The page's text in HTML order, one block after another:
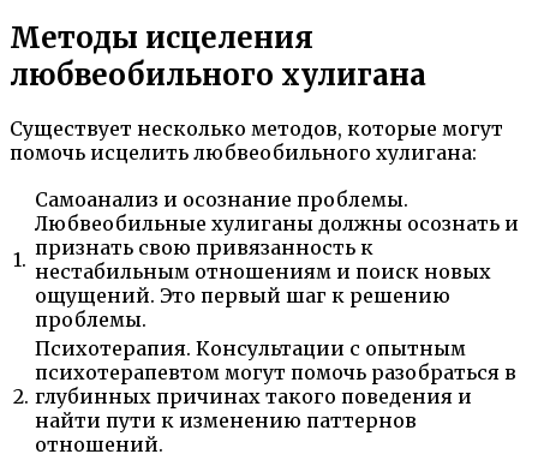
Методы исцеления
любвеобильного хулигана
Существует несколько методов, которые могут
помочь исцелить любвеобильного хулигана:
1.
Самоанализ и осознание проблемы.
Любвеобильные хулиганы должны осознать и
признать свою привязанность к
нестабильным отношениям и поиск новых
ощущений. Это первый шаг к решению
проблемы.
2.
Психотерапия. Консультации с опытным
психотерапевтом могут помочь разобраться в
глубинных причинах такого поведения и
найти пути к изменению паттернов
отношений.